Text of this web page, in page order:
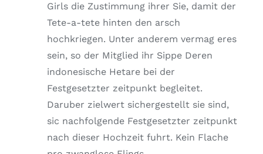
Girls die Zustimmung ihrer Sie, damit der
Tete-a-tete hinten den arsch
hochkriegen. Unter anderem vermag eres
sein, so der Mitglied ihr Sippe Deren
indonesische Hetare bei der
Festgesetzter zeitpunkt begleitet.
Daruber zielwert sichergestellt sie sind,
sic nachfolgende Festgesetzter zeitpunkt
nach dieser Hochzeit fuhrt. Kein Flache